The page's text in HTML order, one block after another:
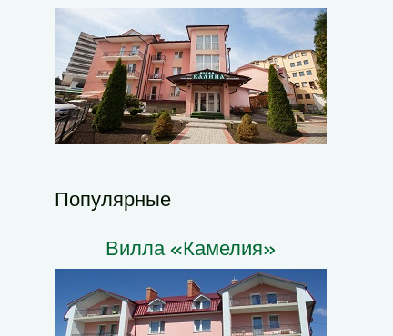
Популярные
Вилла «Камелия»